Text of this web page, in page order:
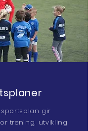
sportsplan gir
trening, utvikling